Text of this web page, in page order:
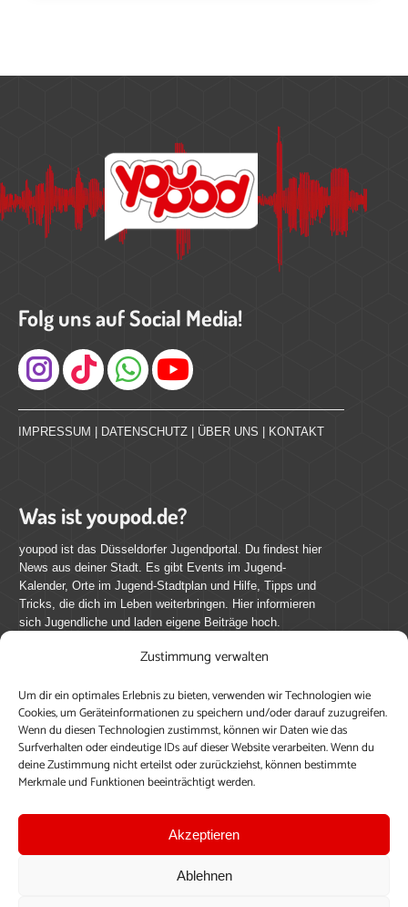
Zustimmung verwalten
Um dir ein optimales Erlebnis zu bieten, verwenden wir Technologien wie
Cookies, um Geräteinformationen zu speichern und/oder darauf zuzugreifen.
Wenn du diesen Technologien zustimmst, können wir Daten wie das
Surfverhalten oder eindeutige IDs auf dieser Website verarbeiten. Wenn du
deine Zustimmung nicht erteilst oder zurückziehst, können bestimmte
Merkmale und Funktionen beeinträchtigt werden.
Akzeptieren
Ablehnen
Folg uns auf Social Media!
Instagram
IMPRESSUM | DATENSCHUTZ | ÜBER UNS | KONTAKT
Was ist youpod.de?
youpod ist das Düsseldorfer Jugendportal. Du findest hier
News aus deiner Stadt. Es gibt Events im Jugend-
Kalender, Orte im Jugend-Stadtplan und Hilfe, Tipps und
Tricks, die dich im Leben weiterbringen. Hier informieren
sich Jugendliche und laden eigene Beiträge hoch.
youpod.de lebt von Menschen wie dir. Sammel
journalistische Erfahrung, teile deine Perspektive und
veröffentliche deine Beiträge auf youpod.de.Du musst
dich anmelden, um alle Funktionen nutzen zu können, ein
Profil anzulegen, eigene Beiträge hochzuladen und zu
Einloggen